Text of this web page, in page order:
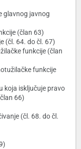
glavnog javnog
(član 63)
(čl. 64. do čl. 67)
funkcije (član
funkcije
koja isključuje pravo
66)
(čl. 68. do čl.